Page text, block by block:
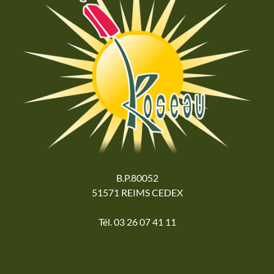
B.P.80052
51571 REIMS CEDEX
Tél. 03 26 07 41 11